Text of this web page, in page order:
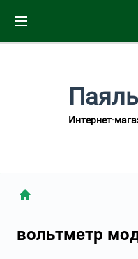
Интернет-
вольтметр